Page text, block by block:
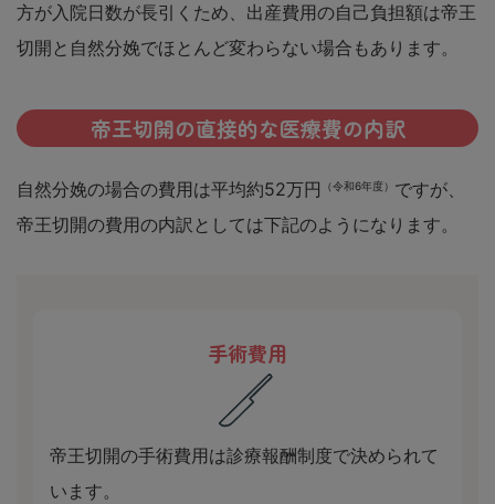
方が入院日数が長引くため、出産費用の自己負担額は帝王
切開と自然分娩でほとんど変わらない場合もあります。
帝王切開の直接的な医療費の内訳
自然分娩の場合の費用は平均約52万円 （令和6年度） ですが、
帝王切開の費用の内訳としては下記のようになります。
手術費用
帝王切開の手術費用は診療報酬制度で決められて
います。